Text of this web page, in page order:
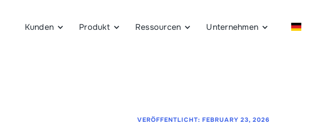
Kunden Produkt Ressourcen Unternehmen
VERÖFFENTLICHT: FEBRUARY 23, 2026